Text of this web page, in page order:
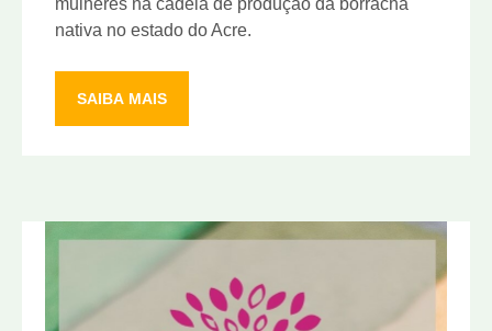
mulheres na cadeia de produção da borracha
nativa no estado do Acre.
SAIBA MAIS